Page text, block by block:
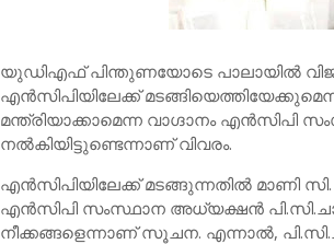
യുഡിഎഫ് പിന്തുണയോടെ പാലായിൽ
എൻസിപിയിലേക്ക്
മന്ത്രിയാക്കാമെന്ന വാഗ്ദാനം എന്‍സിപി
നല്‍കിയിട്ടുണ്ടെന്നാണ് വിവരം.
എന്‍സിപിയിലേക്ക് മടങ്ങുന്നതില്‍ മാണി
എൻസിപി സംസ്ഥാന അധ്യക്ഷൻ
നീക്കങ്ങളെന്നാണ് സൂചന. എന്നാൽ,